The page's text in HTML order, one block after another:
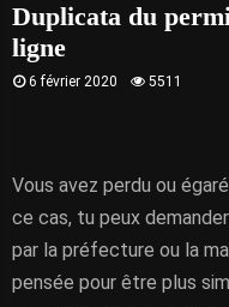
Duplicata du
ligne
6 février 2020 5511
Vous avez perdu ou
ce cas, tu peux
par la préfecture ou la
pensée pour être plus